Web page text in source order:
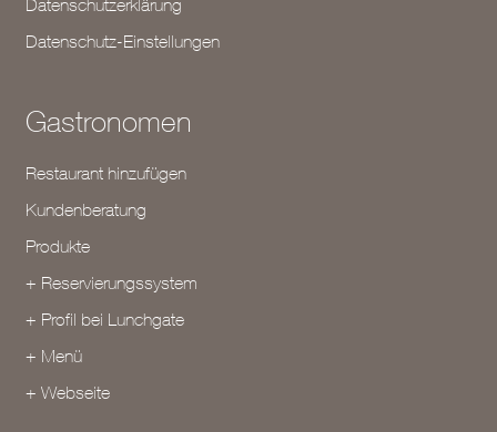
Datenschutzerklärung
Datenschutz-Einstellungen
Gastronomen
Restaurant hinzufügen
Kundenberatung
Produkte
+ Reservierungssystem
+ Profil bei Lunchgate
+ Menü
+ Webseite